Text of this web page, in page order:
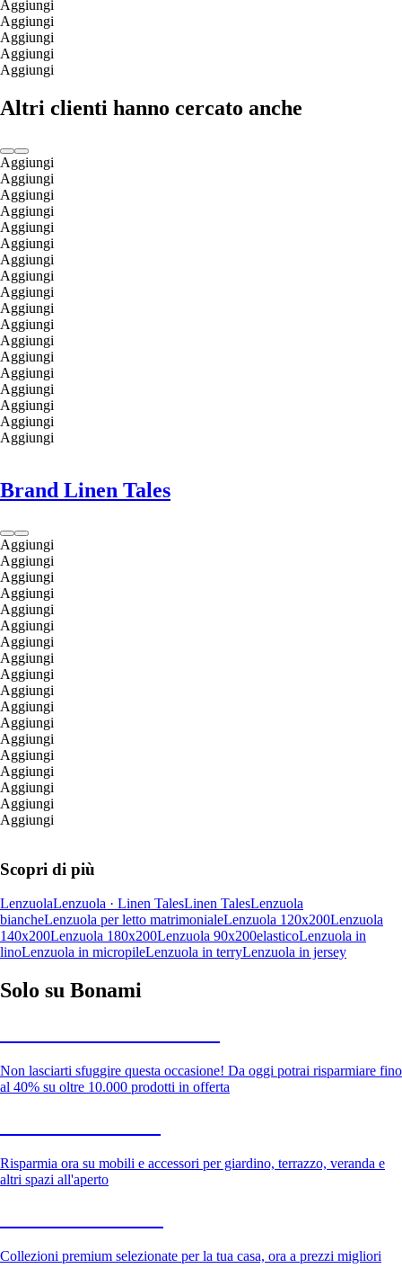
Aggiungi
Aggiungi
Aggiungi
Aggiungi
Aggiungi
Altri clienti hanno cercato anche
Aggiungi
Aggiungi
Aggiungi
Aggiungi
Aggiungi
Aggiungi
Aggiungi
Aggiungi
Aggiungi
Aggiungi
Aggiungi
Aggiungi
Aggiungi
Aggiungi
Aggiungi
Aggiungi
Aggiungi
Aggiungi
Brand Linen Tales
Aggiungi
Aggiungi
Aggiungi
Aggiungi
Aggiungi
Aggiungi
Aggiungi
Aggiungi
Aggiungi
Aggiungi
Aggiungi
Aggiungi
Aggiungi
Aggiungi
Aggiungi
Aggiungi
Aggiungi
Aggiungi
Scopri di più
LenzuolaLenzuola · Linen TalesLinen TalesLenzuola
biancheLenzuola per letto matrimonialeLenzuola 120x200Lenzuola
140x200Lenzuola 180x200Lenzuola 90x200elasticoLenzuola in
linoLenzuola in micropileLenzuola in terryLenzuola in jersey
Solo su Bonami
Non lasciarti sfuggire questa occasione! Da oggi potrai risparmiare fino
al 40% su oltre 10.000 prodotti in offerta
Risparmia ora su mobili e accessori per giardino, terrazzo, veranda e
altri spazi all'aperto
Collezioni premium selezionate per la tua casa, ora a prezzi migliori